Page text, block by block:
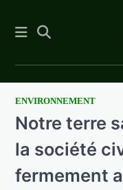
SkipENVIRONNEMENT
Notre terre
la société
fermement